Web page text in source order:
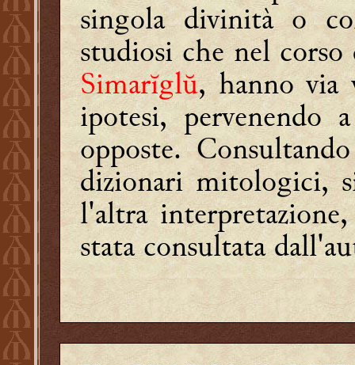
singola divinità o
studiosi che nel
Simarĭglŭ, hanno via
ipotesi, pervenendo
opposte.
dizionari mitologici,
l'altra
stata consultata